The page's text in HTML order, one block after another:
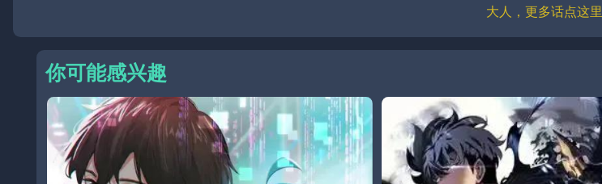
大人，更多话点这里
你可能感兴趣